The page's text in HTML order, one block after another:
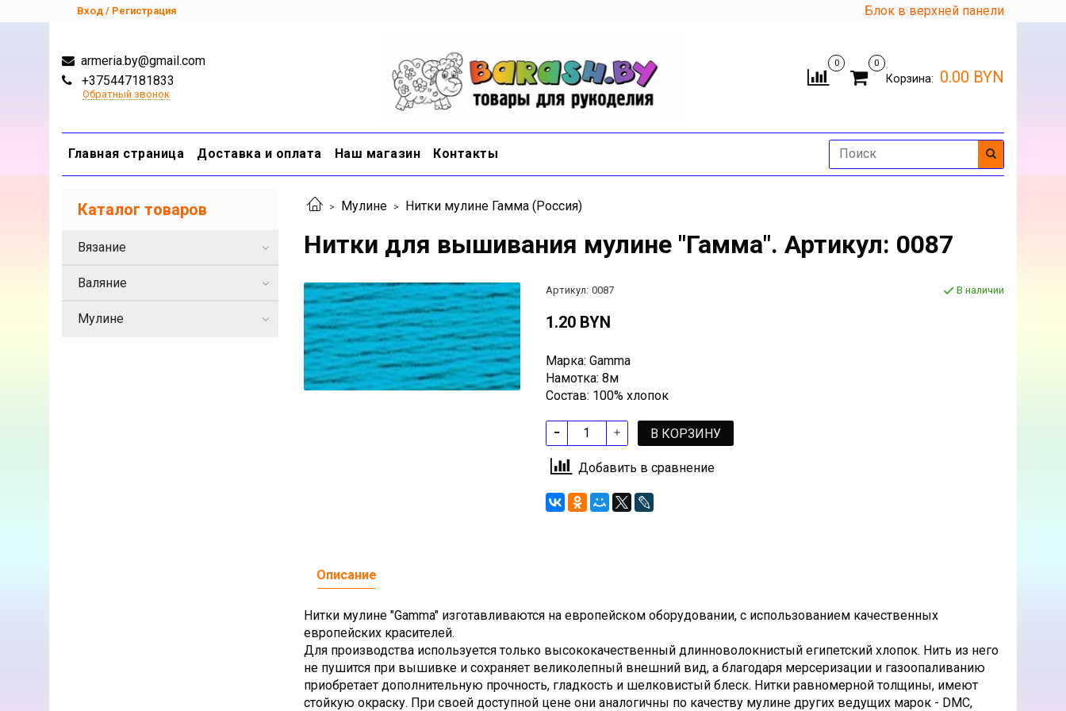
Вход / Регистрация Блок в верхней панели
armeria.by@gmail.com
+375447181833
Обратный звонок
0 0
Корзина: 0.00 BYN
Главная страница Доставка и оплата Наш магазин Контакты
Мулине Нитки мулине Гамма (Россия)
Нитки для вышивания мулине "Гамма". Артикул: 0087
Артикул: 0087 В наличии
1.20 BYN
Марка: Gamma
Намотка: 8м
Состав: 100% хлопок
В КОРЗИНУ
Добавить в сравнение
Описание
Нитки мулине "Gamma" изготавливаются на европейском оборудовании, с использованием качественных
европейских красителей.
Для производства используется только высококачественный длинноволокнистый египетский хлопок. Нить из него
не пушится при вышивке и сохраняет великолепный внешний вид, а благодаря мерсеризации и газоопаливанию
приобретает дополнительную прочность, гладкость и шелковистый блеск. Нитки равномерной толщины, имеют
стойкую окраску. При своей доступной цене они аналогичны по качеству мулине других ведущих марок - DMC,
Каталог товаров
Вязание
Валяние
Мулине